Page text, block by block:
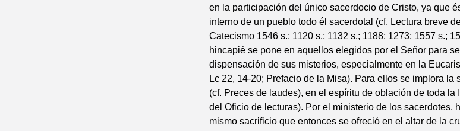
en la participación del único sacerdocio de Cristo, ya que
interno de un pueblo todo él sacerdotal (cf. Lectura breve
Catecismo 1546 s.; 1120 s.; 1132 s.; 1188; 1273; 1557 s.;
hincapié se pone en aquellos elegidos por el Señor para
dispensación de sus misterios, especialmente en la
Lc 22, 14-20; Prefacio de la Misa). Para ellos se implora la
(cf. Preces de laudes), en el espíritu de oblación de toda la
del Oficio de lecturas). Por el ministerio de los sacerdotes,
mismo sacrificio que entonces se ofreció en el altar de la